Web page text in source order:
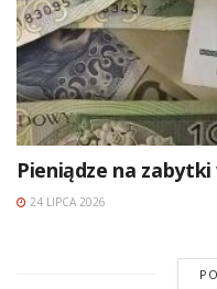
Pieniądze na zabytki
24 LIPCA 2026